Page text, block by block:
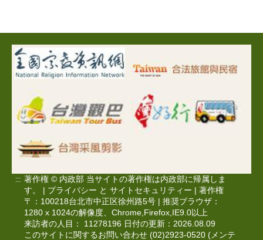
::: 著作権 © 内政部 当サイトの著作権は内政部に帰属しま
す。 | プライバシー と サイトセキュリティー
著作権
〒：100218台北市中正区徐州路5号 | 推奨ブラウザ：
1280 x 1024の解像度、Chrome,Firefox,IE9.0以上
来訪者の人目： 11278196 日付の更新：2026.08.09
このサイトに関するお問い合わせ (02)2923-0520 (メンテ